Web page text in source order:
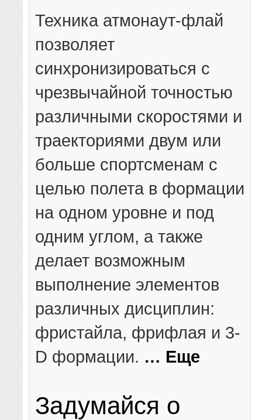
Техника атмонаут-флай
позволяет
синхронизироваться с
чрезвычайной точностью
различными скоростями и
траекториями двум или
больше спортсменам с
целью полета в формации
на одном уровне и под
одним углом, а также
делает возможным
выполнение элементов
различных дисциплин:
фристайла, фрифлая и 3-
D формации. … Еще
Задумайся о